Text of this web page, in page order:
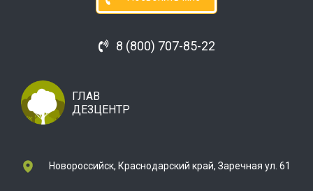
8 (800) 707-85-22
ГЛАВ
ДЕЗЦЕНТР
Новороссийск, Краснодарский край, Заречная ул. 61